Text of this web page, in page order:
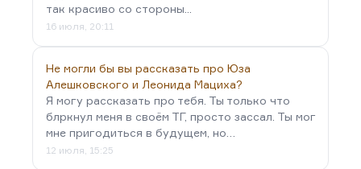
так красиво со стороны...
16 июля, 20:11
Не могли бы вы рассказать про Юза
Алешковского и Леонида Мациха?
Я могу рассказать про тебя. Ты только что
блркнул меня в своём ТГ, просто зассал. Ты мог
мне пригодиться в будущем, но…
12 июля, 15:25